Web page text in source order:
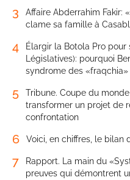
3
Affaire Abderrahim Fakir:
clame sa famille à
4
Élargir la Botola Pro
Législatives): pourquoi
syndrome des «fraqchia»
5
Tribune. Coupe du
transformer un projet de
confrontation
6 Voici, en chiffres, le bilan
7
Rapport. La main du
preuves qui démontrent